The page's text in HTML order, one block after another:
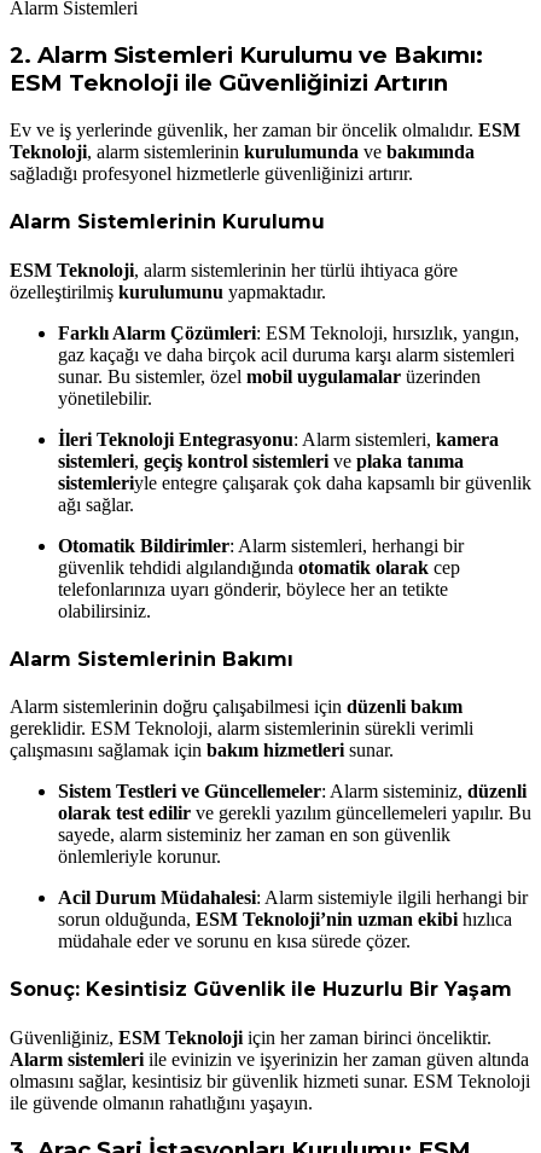
Alarm Sistemleri
2. Alarm Sistemleri Kurulumu ve Bakımı:
ESM Teknoloji ile Güvenliğinizi Artırın
Ev ve iş yerlerinde güvenlik, her zaman bir öncelik olmalıdır. ESM
Teknoloji, alarm sistemlerinin kurulumunda ve bakımında
sağladığı profesyonel hizmetlerle güvenliğinizi artırır.
Alarm Sistemlerinin Kurulumu
ESM Teknoloji, alarm sistemlerinin her türlü ihtiyaca göre
özelleştirilmiş kurulumunu yapmaktadır.
Farklı Alarm Çözümleri: ESM Teknoloji, hırsızlık, yangın,
gaz kaçağı ve daha birçok acil duruma karşı alarm sistemleri
sunar. Bu sistemler, özel mobil uygulamalar üzerinden
yönetilebilir.
İleri Teknoloji Entegrasyonu: Alarm sistemleri, kamera
sistemleri, geçiş kontrol sistemleri ve plaka tanıma
sistemleriyle entegre çalışarak çok daha kapsamlı bir güvenlik
ağı sağlar.
Otomatik Bildirimler: Alarm sistemleri, herhangi bir
güvenlik tehdidi algılandığında otomatik olarak cep
telefonlarınıza uyarı gönderir, böylece her an tetikte
olabilirsiniz.
Alarm Sistemlerinin Bakımı
Alarm sistemlerinin doğru çalışabilmesi için düzenli bakım
gereklidir. ESM Teknoloji, alarm sistemlerinin sürekli verimli
çalışmasını sağlamak için bakım hizmetleri sunar.
Sistem Testleri ve Güncellemeler: Alarm sisteminiz, düzenli
olarak test edilir ve gerekli yazılım güncellemeleri yapılır. Bu
sayede, alarm sisteminiz her zaman en son güvenlik
önlemleriyle korunur.
Acil Durum Müdahalesi: Alarm sistemiyle ilgili herhangi bir
sorun olduğunda, ESM Teknoloji’nin uzman ekibi hızlıca
müdahale eder ve sorunu en kısa sürede çözer.
Sonuç: Kesintisiz Güvenlik ile Huzurlu Bir Yaşam
Güvenliğiniz, ESM Teknoloji için her zaman birinci önceliktir.
Alarm sistemleri ile evinizin ve işyerinizin her zaman güven altında
olmasını sağlar, kesintisiz bir güvenlik hizmeti sunar. ESM Teknoloji
ile güvende olmanın rahatlığını yaşayın.